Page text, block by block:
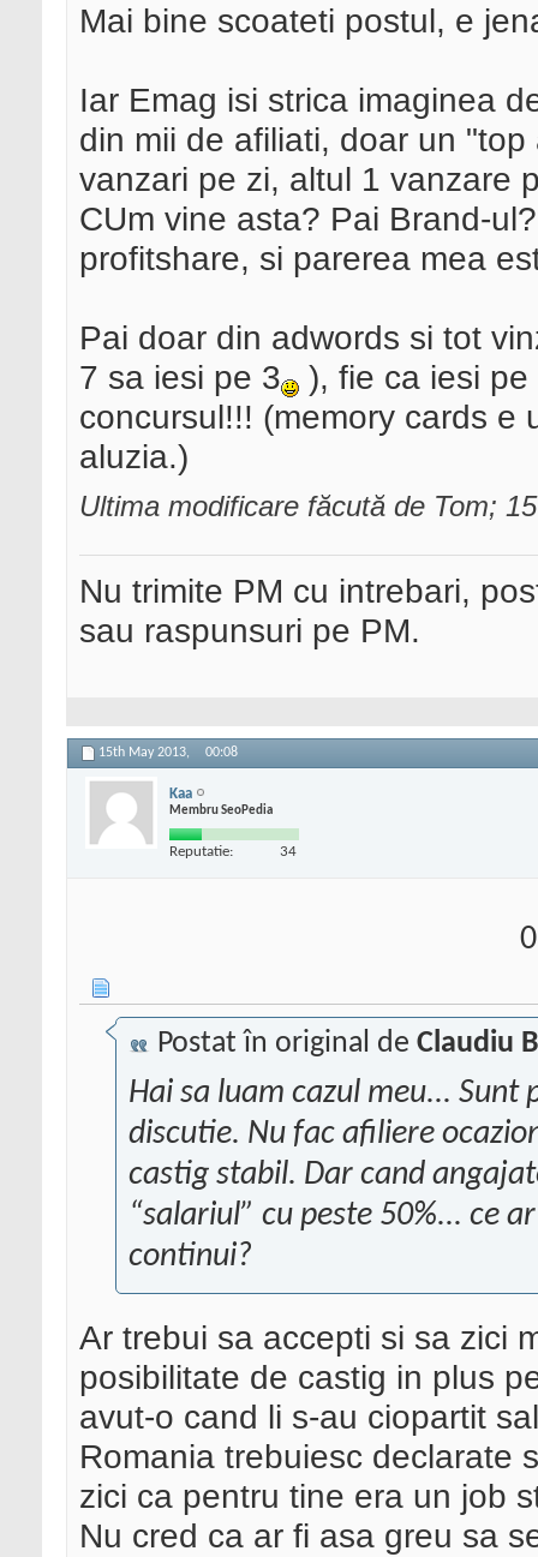
Mai bine scoateti postul, e
Iar Emag isi strica imaginea
din mii de afiliati, doar un
vanzari pe zi, altul 1 vanzare
CUm vine asta? Pai Brand-
profitshare, si parerea mea
Pai doar din adwords si tot
7 sa iesi pe 3
), fie ca iesi
concursul!!! (memory cards e
aluzia.)
Ultima modificare făcută de Tom;
Nu trimite PM cu intrebari,
sau raspunsuri pe PM.
15th May 2013, 00:08
Kaa
Membru SeoPedia
Reputatie: 34
Postat în original de Claudiu B
Hai sa luam cazul meu... Sunt
discutie. Nu fac afiliere
castig stabil. Dar cand
“salariul” cu peste 50%... ce
continui?
Ar trebui sa accepti si sa zici
posibilitate de castig in plus
avut-o cand li s-au ciopartit
Romania trebuiesc declarate
zici ca pentru tine era un job
Nu cred ca ar fi asa greu sa